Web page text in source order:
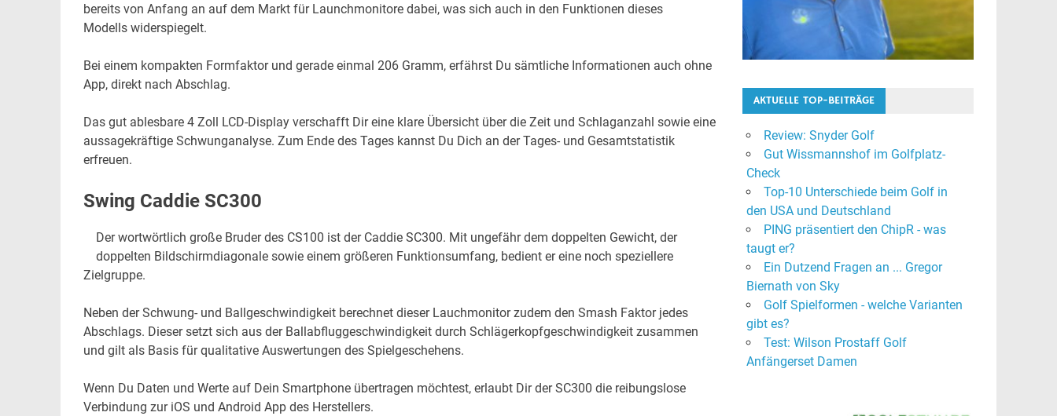
bereits von Anfang an auf dem Markt für Launchmonitore dabei, was sich auch in den Funktionen dieses
Modells widerspiegelt.
Bei einem kompakten Formfaktor und gerade einmal 206 Gramm, erfährst Du sämtliche Informationen auch ohne
App, direkt nach Abschlag.
Das gut ablesbare 4 Zoll LCD-Display verschafft Dir eine klare Übersicht über die Zeit und Schlaganzahl sowie eine
aussagekräftige Schwunganalyse. Zum Ende des Tages kannst Du Dich an der Tages- und Gesamtstatistik
erfreuen.
Swing Caddie SC300
Der wortwörtlich große Bruder des CS100 ist der Caddie SC300. Mit ungefähr dem doppelten Gewicht, der
doppelten Bildschirmdiagonale sowie einem größeren Funktionsumfang, bedient er eine noch speziellere
Zielgruppe.
Neben der Schwung- und Ballgeschwindigkeit berechnet dieser Lauchmonitor zudem den Smash Faktor jedes
Abschlags. Dieser setzt sich aus der Ballabfluggeschwindigkeit durch Schlägerkopfgeschwindigkeit zusammen
und gilt als Basis für qualitative Auswertungen des Spielgeschehens.
Wenn Du Daten und Werte auf Dein Smartphone übertragen möchtest, erlaubt Dir der SC300 die reibungslose
Verbindung zur iOS und Android App des Herstellers.
AKTUELLE TOP-BEITRÄGE
Review: Snyder Golf
Gut Wissmannshof im Golfplatz-
Check
Top-10 Unterschiede beim Golf in
den USA und Deutschland
PING präsentiert den ChipR - was
taugt er?
Ein Dutzend Fragen an ... Gregor
Biernath von Sky
Golf Spielformen - welche Varianten
gibt es?
Test: Wilson Prostaff Golf
Anfängerset Damen